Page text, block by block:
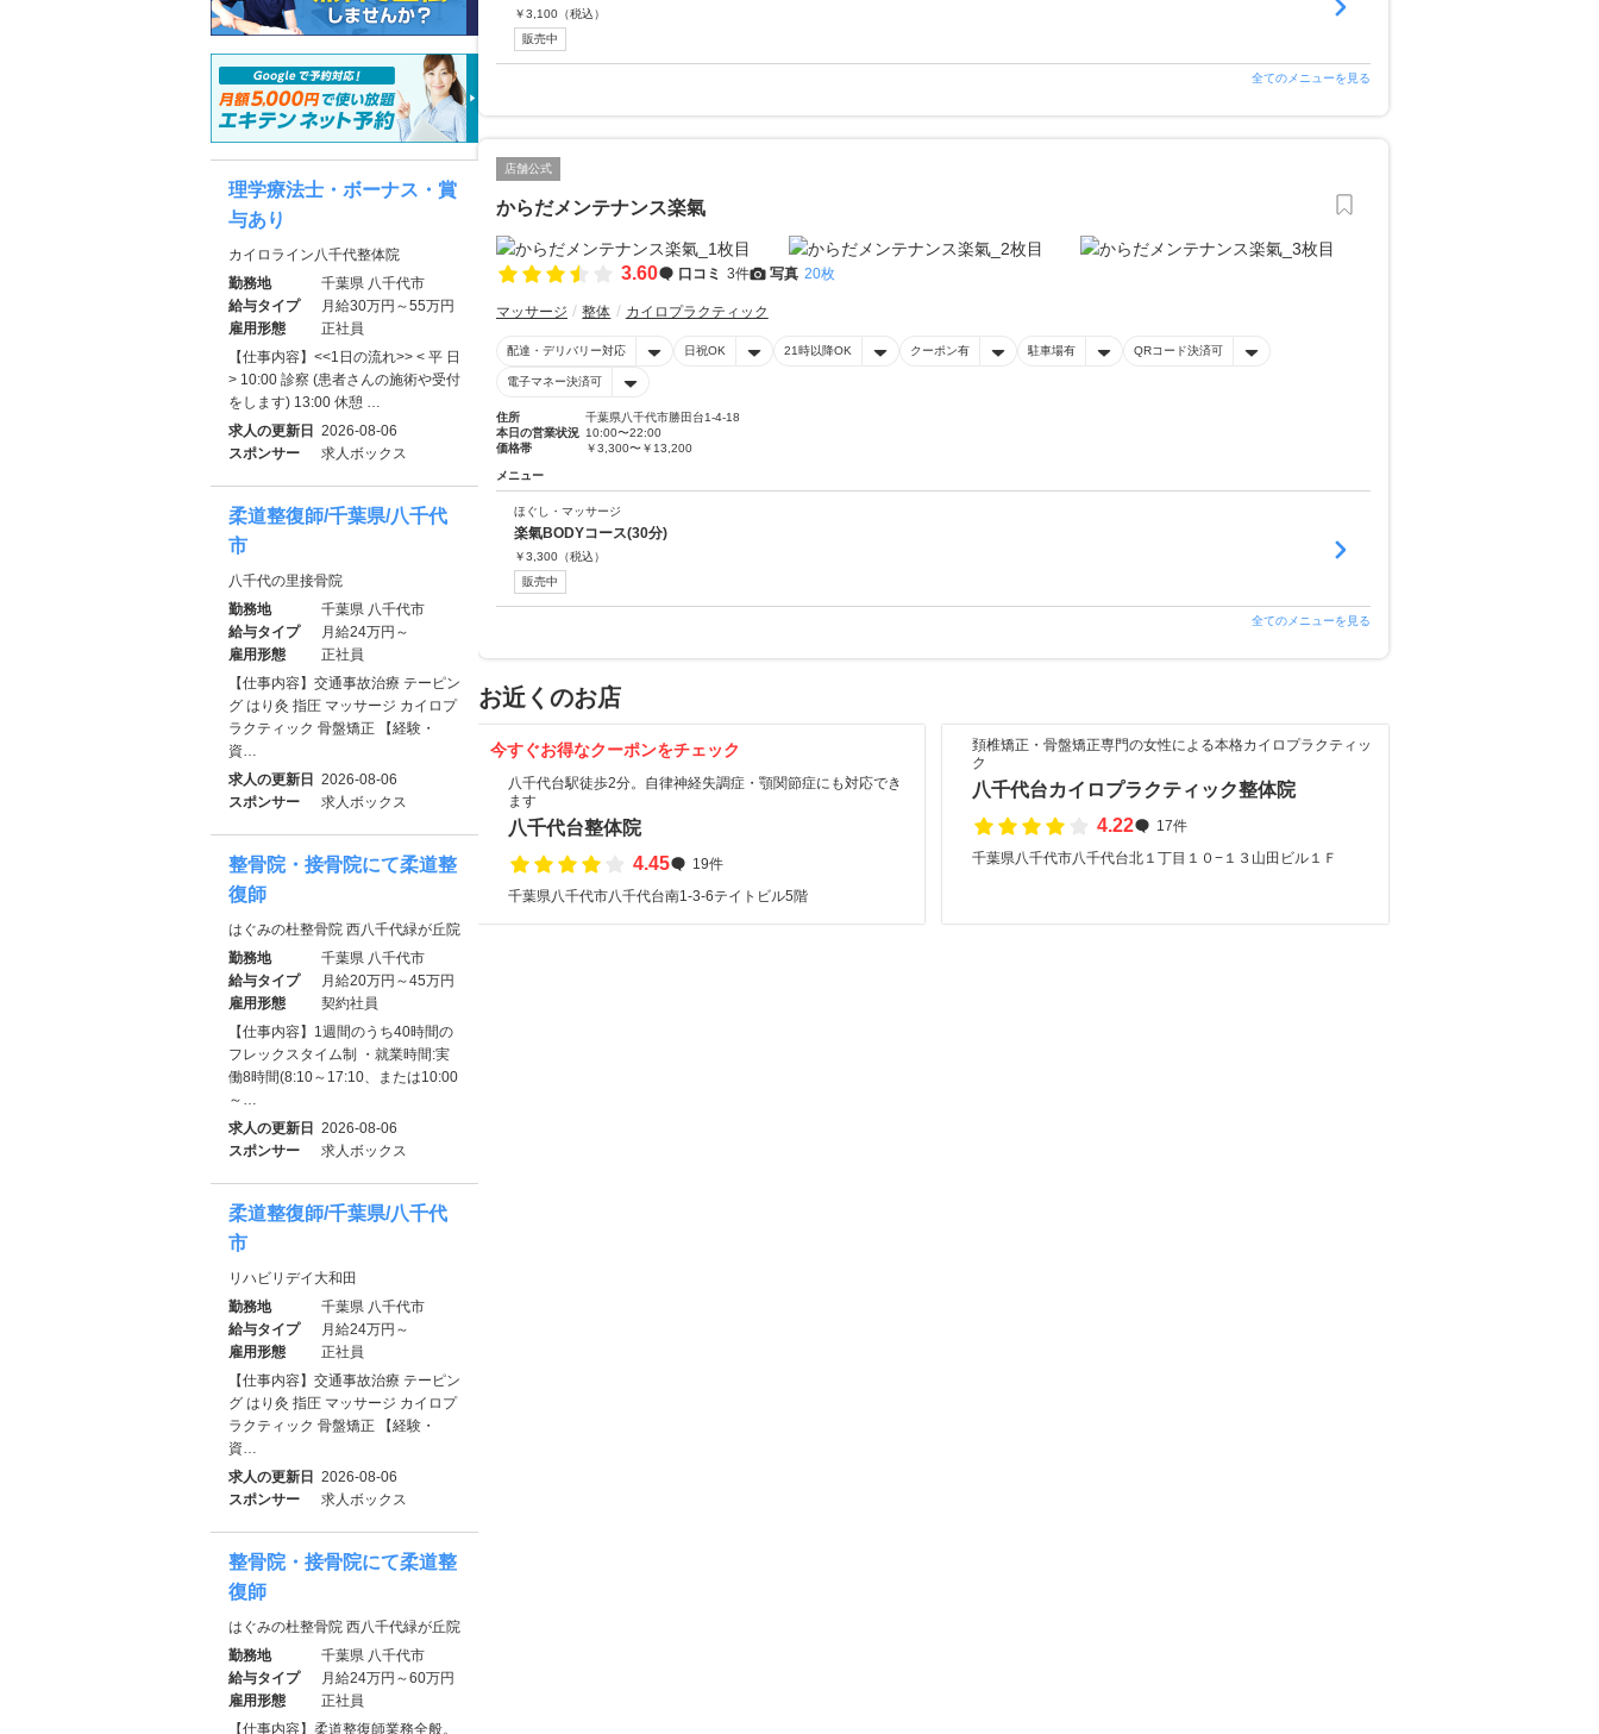
￥3,100 （税込）
販売中
全てのメニューを見る
店舗公式
からだメンテナンス楽氣
3.60 口コミ 3件 写真 20枚
マッサージ 整体 カイロプラクティック
配達・デリバリー対応 日祝OK 21時以降OK クーポン有 駐車場有 QRコード決済可
電子マネー決済可
住所
千葉県八千代市勝田台1-4-18
本日の営業状況 10:00〜22:00
価格帯
￥3,300〜￥13,200
メニュー
ほぐし・マッサージ
楽氣BODYコース(30分)
￥3,300 （税込）
販売中
全てのメニューを見る
お近くのお店
今すぐお得なクーポンをチェック
八千代台駅徒歩2分。自律神経失調症・顎関節症にも対応でき
ます
八千代台整体院
4.45
19件
千葉県八千代市八千代台南1-3-6テイトビル5階
頚椎矯正・骨盤矯正専門の女性による本格カイロプラクティッ
ク
八千代台カイロプラクティック整体院
4.22
17件
千葉県八千代市八千代台北１丁目１０−１３山田ビル１Ｆ
理学療法士・ボーナス・賞
与あり
カイロライン八千代整体院
勤務地
千葉県 八千代市
給与タイプ
月給30万円～55万円
雇用形態
正社員
【仕事内容】<<1日の流れ>> < 平 日
> 10:00 診察 (患者さんの施術や受付
をします) 13:00 休憩 …
求人の更新日 2026-08-06
スポンサー
求人ボックス
柔道整復師/千葉県/八千代
市
八千代の里接骨院
勤務地
千葉県 八千代市
給与タイプ
月給24万円～
雇用形態
正社員
【仕事内容】交通事故治療 テーピン
グ はり灸 指圧 マッサージ カイロプ
ラクティック 骨盤矯正 【経験・
資…
求人の更新日 2026-08-06
スポンサー
求人ボックス
整骨院・接骨院にて柔道整
復師
はぐみの杜整骨院 西八千代緑が丘院
勤務地
千葉県 八千代市
給与タイプ
月給20万円～45万円
雇用形態
契約社員
【仕事内容】1週間のうち40時間の
フレックスタイム制 ・就業時間:実
働8時間(8:10～17:10、または10:00
～…
求人の更新日 2026-08-06
スポンサー
求人ボックス
柔道整復師/千葉県/八千代
市
リハビリデイ大和田
勤務地
千葉県 八千代市
給与タイプ
月給24万円～
雇用形態
正社員
【仕事内容】交通事故治療 テーピン
グ はり灸 指圧 マッサージ カイロプ
ラクティック 骨盤矯正 【経験・
資…
求人の更新日 2026-08-06
スポンサー
求人ボックス
整骨院・接骨院にて柔道整
復師
はぐみの杜整骨院 西八千代緑が丘院
勤務地
千葉県 八千代市
給与タイプ
月給24万円～60万円
雇用形態
正社員
【仕事内容】柔道整復師業務全般。